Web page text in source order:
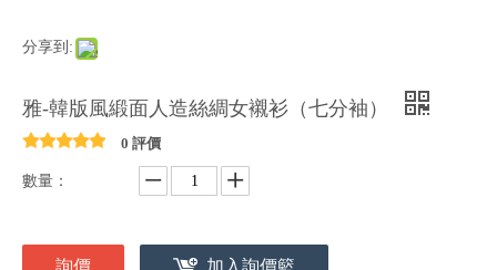
分享到:
雅-韓版風緞面人造絲綢女襯衫（七分袖）
0 評價
數量：
詢價 加入詢價籃